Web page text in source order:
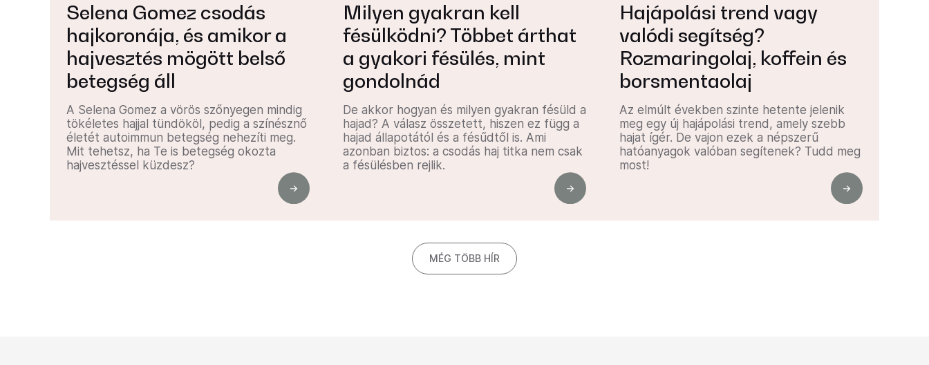
Selena Gomez csodás
hajkoronája, és amikor a
hajvesztés mögött belső
betegség áll
A Selena Gomez a vörös szőnyegen mindig
tökéletes hajjal tündököl, pedig a színésznő
életét autoimmun betegség nehezíti meg.
Mit tehetsz, ha Te is betegség okozta
hajvesztéssel küzdesz?
Milyen gyakran kell
fésülködni? Többet árthat
a gyakori fésülés, mint
gondolnád
De akkor hogyan és milyen gyakran fésüld a
hajad? A válasz összetett, hiszen ez függ a
hajad állapotától és a fésűdtől is. Ami
azonban biztos: a csodás haj titka nem csak
a fésülésben rejlik.
Hajápolási trend vagy
valódi segítség?
Rozmaringolaj, koffein és
borsmentaolaj
Az elmúlt években szinte hetente jelenik
meg egy új hajápolási trend, amely szebb
hajat ígér. De vajon ezek a népszerű
hatóanyagok valóban segítenek? Tudd meg
most!
MÉG TÖBB HÍR